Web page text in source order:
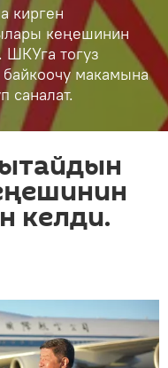
кирген
кеңешинин
тогуз
макамына
саналат.
келди.